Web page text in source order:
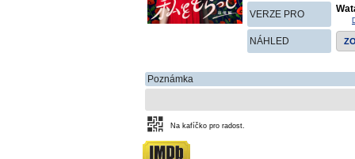
VERZE PRO
NÁHLED
Poznámka
Na kafíčko pro radost.